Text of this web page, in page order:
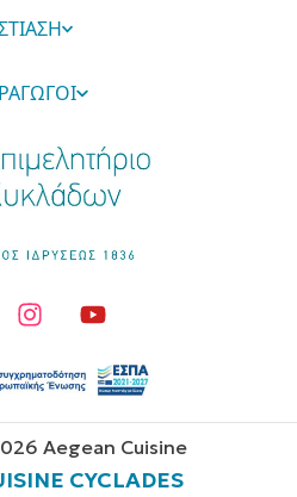
Aegean Cuisine
CYCLADES